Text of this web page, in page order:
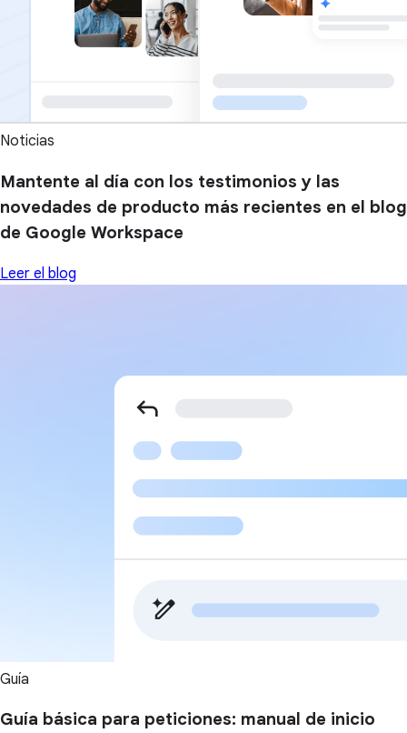
Noticias
Mantente al día con los testimonios y las
novedades de producto más recientes en el blog
de Google Workspace
Leer el blog
Guía
Guía básica para peticiones: manual de inicio